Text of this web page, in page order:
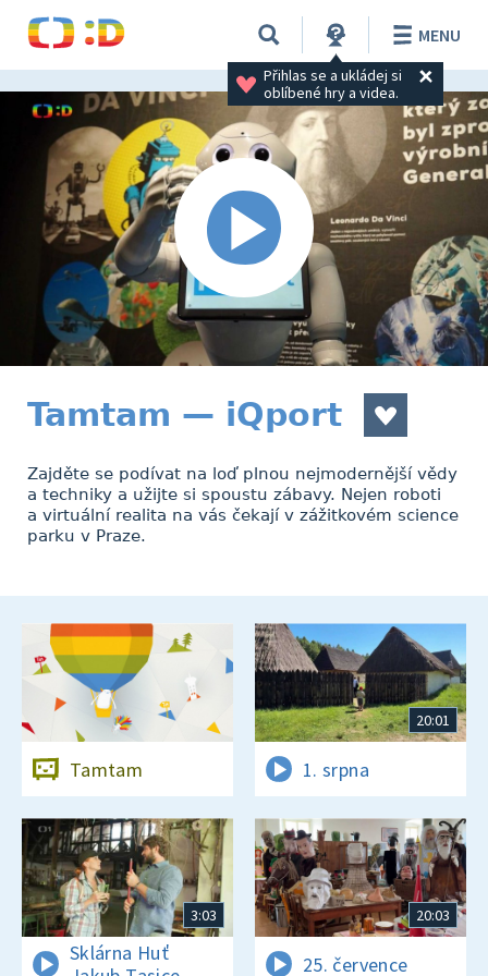
Přihlas se a ukládej si
oblíbené hry a videa.
MENU
Tamtam — iQport
Zajděte se podívat na loď plnou nejmodernější vědy
a techniky a užijte si spoustu zábavy. Nejen roboti
a virtuální realita na vás čekají v zážitkovém science
parku v Praze.
Tamtam
20:01
1. srpna
3:03
Sklárna Huť
20:03
25. července